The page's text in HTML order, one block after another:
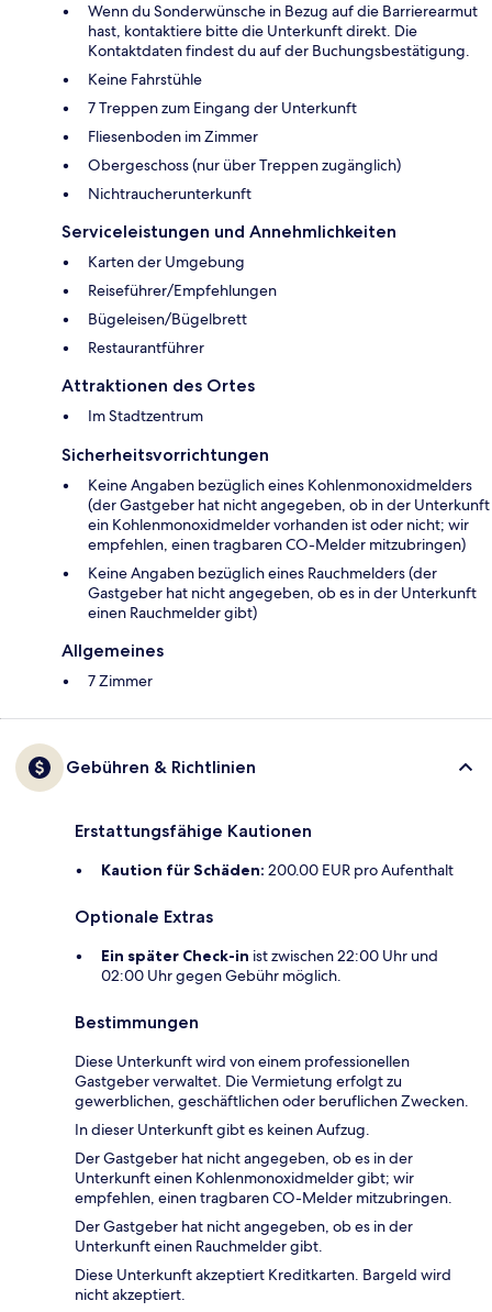
Wenn du Sonderwünsche in Bezug auf die Barrierearmut
hast, kontaktiere bitte die Unterkunft direkt. Die
Kontaktdaten findest du auf der Buchungsbestätigung.
Keine Fahrstühle
7 Treppen zum Eingang der Unterkunft
Fliesenboden im Zimmer
Obergeschoss (nur über Treppen zugänglich)
Nichtraucherunterkunft
Serviceleistungen und Annehmlichkeiten
Karten der Umgebung
Reiseführer/Empfehlungen
Bügeleisen/Bügelbrett
Restaurantführer
Attraktionen des Ortes
Im Stadtzentrum
Sicherheitsvorrichtungen
Keine Angaben bezüglich eines Kohlenmonoxidmelders
(der Gastgeber hat nicht angegeben, ob in der Unterkunft
ein Kohlenmonoxidmelder vorhanden ist oder nicht; wir
empfehlen, einen tragbaren CO-Melder mitzubringen)
Keine Angaben bezüglich eines Rauchmelders (der
Gastgeber hat nicht angegeben, ob es in der Unterkunft
einen Rauchmelder gibt)
Allgemeines
7 Zimmer
Gebühren & Richtlinien
Erstattungsfähige Kautionen
Kaution für Schäden: 200.00 EUR pro Aufenthalt
Optionale Extras
Ein später Check-in ist zwischen 22:00 Uhr und
02:00 Uhr gegen Gebühr möglich.
Bestimmungen
Diese Unterkunft wird von einem professionellen
Gastgeber verwaltet. Die Vermietung erfolgt zu
gewerblichen, geschäftlichen oder beruflichen Zwecken.
In dieser Unterkunft gibt es keinen Aufzug.
Der Gastgeber hat nicht angegeben, ob es in der
Unterkunft einen Kohlenmonoxidmelder gibt; wir
empfehlen, einen tragbaren CO-Melder mitzubringen.
Der Gastgeber hat nicht angegeben, ob es in der
Unterkunft einen Rauchmelder gibt.
Diese Unterkunft akzeptiert Kreditkarten. Bargeld wird
nicht akzeptiert.